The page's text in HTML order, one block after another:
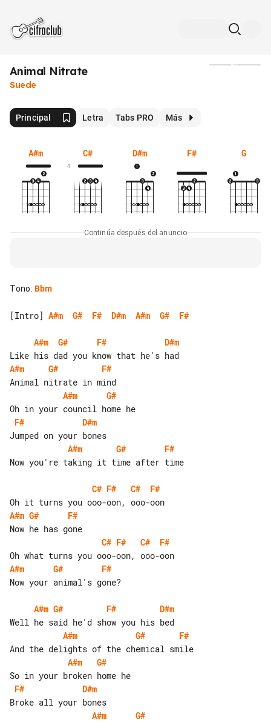
Animal Nitrate
Suede
Principal Letra Tabs PRO Más
A#m C#
4
D#m F# G
Continúa después del anuncio
Tono: Bbm
[Intro] A#m G# F# D#m A#m G# F#
A#m G# F#
D#m
A#m
G#
F#
A#m
G#
F#
D#m
A#m
G#
F#
Now you're taking it time after time
C# F# C#
F#
A#m G#
F#
C# F# C#
F#
A#m
G#
F#
Now your animal's gone?
A#m G# F#
D#m
A#m
G#
F#
A#m
G#
F#
D#m
A#m
G#